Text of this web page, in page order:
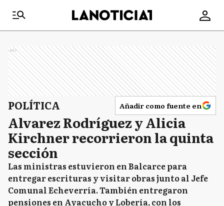
Ads
POLÍTICA Añadir como fuente en
Alvarez Rodríguez y Alicia
Kirchner recorrieron la quinta
sección
Las ministras estuvieron en Balcarce para
entregar escrituras y visitar obras junto al Jefe
Comunal Echeverría. También entregaron
pensiones en Ayacucho y Lobería, con los